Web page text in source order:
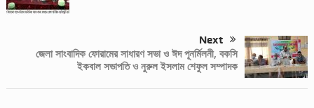
Next
জেলা সাংবাদিক ফোরামের সাধারণ সভা ও ঈদ পূনর্মিলনী, বকসি
ইকবাল সভাপতি ও নুরুল ইসলাম শেফুল সম্পাদক